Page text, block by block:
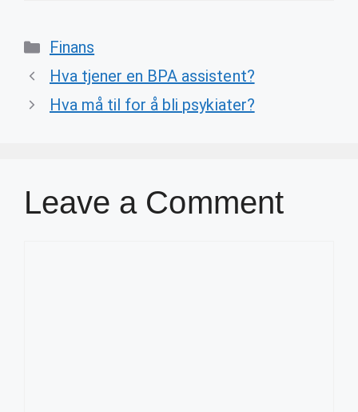
Categories
Finans
Hva tjener en BPA assistent?
Hva må til for å bli psykiater?
Leave a Comment